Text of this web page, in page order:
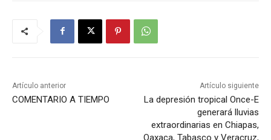
Artículo anterior
COMENTARIO A TIEMPO
Artículo siguiente
La depresión tropical Once-E
generará lluvias
extraordinarias en Chiapas,
Oaxaca, Tabasco y Veracruz,